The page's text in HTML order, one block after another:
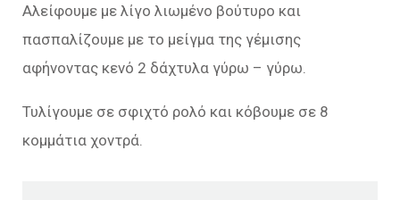
Αλείφουμε με λίγο λιωμένο βούτυρο και
πασπαλίζουμε με το μείγμα της γέμισης
αφήνοντας κενό 2 δάχτυλα γύρω – γύρω.
Τυλίγουμε σε σφιχτό ρολό και κόβουμε σε 8
κομμάτια χοντρά.